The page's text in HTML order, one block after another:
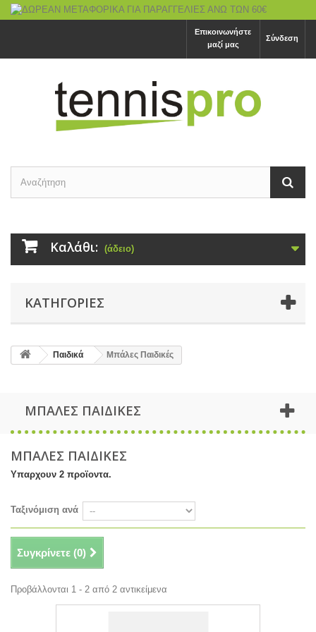
Σύνδεση
Επικοινωνήστε
μαζί μας
Καλάθι: (άδειο)
ΚΑΤΗΓΟΡΙΕΣ
Παιδικά Μπάλες Παιδικές
ΜΠΑΛΕΣ ΠΑΙΔΙΚΕΣ
ΜΠΑΛΕΣ ΠΑΙΔΙΚΕΣ
Υπαρχουν 2 προϊοντα.
Ταξινόμιση ανά
Συγκρίνετε (0)
Προβάλλονται 1 - 2 από 2 αντικείμενα